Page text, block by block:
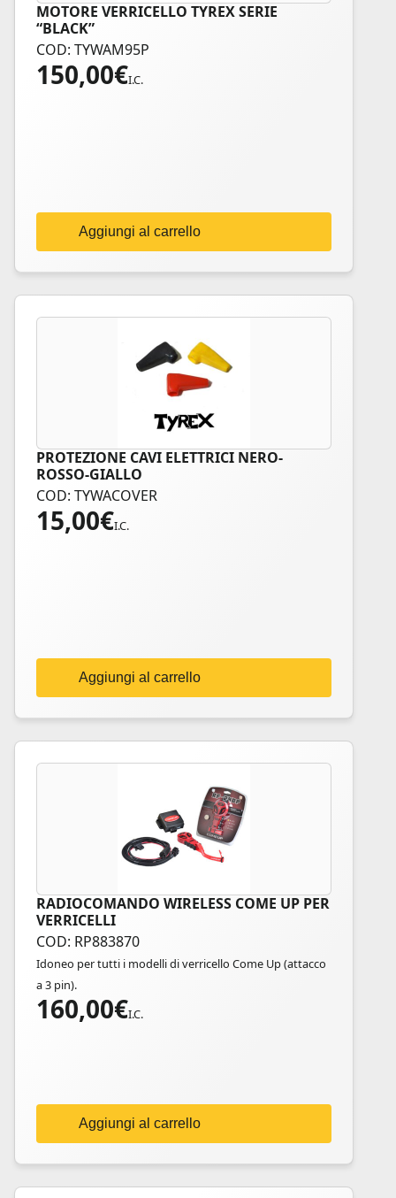
MOTORE VERRICELLO TYREX SERIE
“BLACK”
COD: TYWAM95P
150,00€I.C.
Aggiungi al carrello
PROTEZIONE CAVI ELETTRICI NERO-
ROSSO-GIALLO
COD: TYWACOVER
15,00€I.C.
Aggiungi al carrello
RADIOCOMANDO WIRELESS COME UP PER
VERRICELLI
COD: RP883870
Idoneo per tutti i modelli di verricello Come Up (attacco
a 3 pin).
160,00€I.C.
Aggiungi al carrello